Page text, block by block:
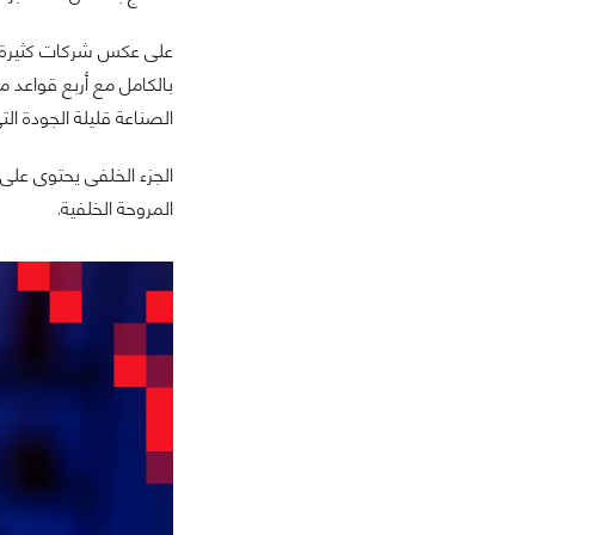
بالكامل مع أربع
الصناعة قليلة الجودة
المروحة الخلفية.